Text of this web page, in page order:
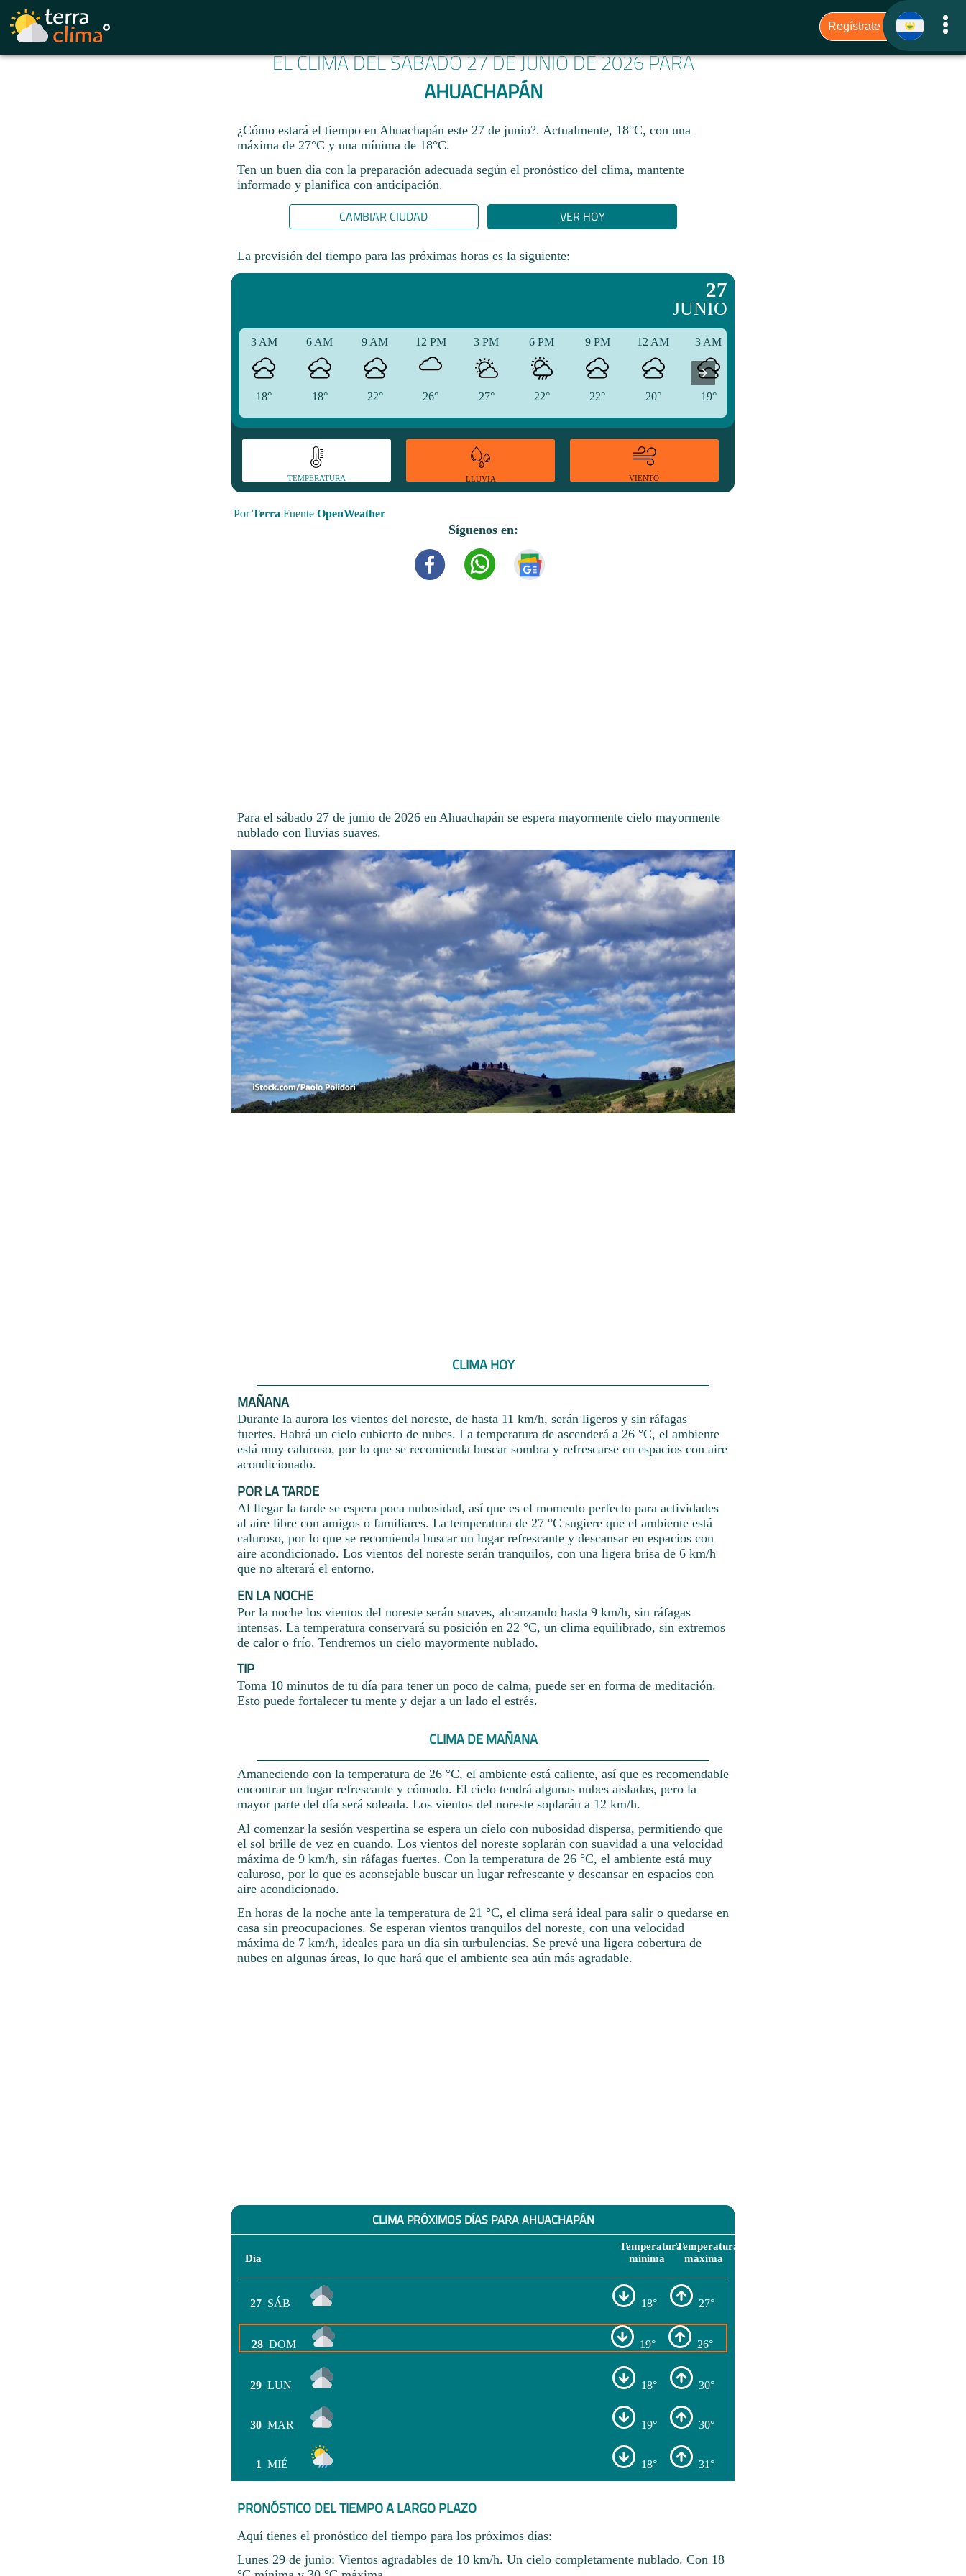
EL CLIMA DEL SÁBADO 27 DE JUNIO DE 2026 PARA
AHUACHAPÁN
¿Cómo estará el tiempo en Ahuachapán este 27 de junio?. Actualmente, 18°C, con una
máxima de 27°C y una mínima de 18°C.
Ten un buen día con la preparación adecuada según el pronóstico del clima, mantente
informado y planifica con anticipación.​
CAMBIAR CIUDAD VER HOY
La previsión del tiempo para las próximas horas es la siguiente:
27
JUNIO
3 AM
18°
6 AM
18°
9 AM
22°
12 PM
26°
3 PM
27°
6 PM
22°
9 PM
22°
12 AM
20°
3 AM
19°
TEMPERATURA LLUVIA VIENTO
PorTerra Fuente OpenWeather
Síguenos en:
Para el sábado 27 de junio de 2026 en Ahuachapán se espera mayormente cielo mayormente
nublado con lluvias suaves.
CLIMA HOY
MAÑANA
Durante la aurora los vientos del noreste, de hasta 11 km/h, serán ligeros y sin ráfagas
fuertes. Habrá un cielo cubierto de nubes. La temperatura de ascenderá a 26 °C, el ambiente
está muy caluroso, por lo que se recomienda buscar sombra y refrescarse en espacios con aire
acondicionado.
POR LA TARDE
Al llegar la tarde se espera poca nubosidad, así que es el momento perfecto para actividades
al aire libre con amigos o familiares. La temperatura de 27 °C sugiere que el ambiente está
caluroso, por lo que se recomienda buscar un lugar refrescante y descansar en espacios con
aire acondicionado. Los vientos del noreste serán tranquilos, con una ligera brisa de 6 km/h
que no alterará el entorno.
EN LA NOCHE
Por la noche los vientos del noreste serán suaves, alcanzando hasta 9 km/h, sin ráfagas
intensas. La temperatura conservará su posición en 22 °C, un clima equilibrado, sin extremos
de calor o frío. Tendremos un cielo mayormente nublado.
TIP
Toma 10 minutos de tu día para tener un poco de calma, puede ser en forma de meditación.
Esto puede fortalecer tu mente y dejar a un lado el estrés.
CLIMA DE MAÑANA
Amaneciendo con la temperatura de 26 °C, el ambiente está caliente, así que es recomendable
encontrar un lugar refrescante y cómodo. El cielo tendrá algunas nubes aisladas, pero la
mayor parte del día será soleada. Los vientos del noreste soplarán a 12 km/h.
Al comenzar la sesión vespertina se espera un cielo con nubosidad dispersa, permitiendo que
el sol brille de vez en cuando. Los vientos del noreste soplarán con suavidad a una velocidad
máxima de 9 km/h, sin ráfagas fuertes. Con la temperatura de 26 °C, el ambiente está muy
caluroso, por lo que es aconsejable buscar un lugar refrescante y descansar en espacios con
aire acondicionado.
En horas de la noche ante la temperatura de 21 °C, el clima será ideal para salir o quedarse en
casa sin preocupaciones. Se esperan vientos tranquilos del noreste, con una velocidad
máxima de 7 km/h, ideales para un día sin turbulencias. Se prevé una ligera cobertura de
nubes en algunas áreas, lo que hará que el ambiente sea aún más agradable.
CLIMA PRÓXIMOS DÍAS PARA AHUACHAPÁN
Día
Temperatura
mínima
Temperatura
máxima
27 SÁB 18° 27°
28 DOM 19° 26°
29 LUN 18° 30°
30 MAR 19° 30°
1 MIÉ 18° 31°
PRONÓSTICO DEL TIEMPO A LARGO PLAZO
Aquí tienes el pronóstico del tiempo para los próximos días:
Lunes 29 de junio: Vientos agradables de 10 km/h. Un cielo completamente nublado. Con 18